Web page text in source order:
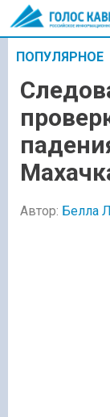
ПОПУЛЯРНОЕ
Автор: Белла